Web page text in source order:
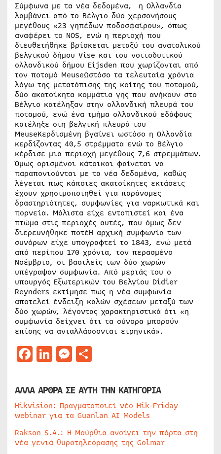
Σύμφωνα με τα νέα δεδομένα, η Ολλανδία
λαμβάνει από το Βέλγιο δύο χερσονήσους
μεγέθους «23 γηπέδων ποδοσφαίρου», όπως
αναφέρει το NOS, ενώ η περιοχή που
διευθετήθηκε βρίσκεται μεταξύ του ανατολικού
βελγικού δήμου Vise και του νοτιοδυτικού
ολλανδικού δήμου Eijsden που χωρίζονται από
τον ποταμό MeuseΩστόσο τα τελευταία χρόνια
λόγω της μετατόπισης της κοίτης του ποταμού,
δύο ακατοίκητα κομμάτια γης που ανήκουν στο
Βέλγιο κατέληξαν στην ολλανδική πλευρά του
ποταμού, ενώ ένα τμήμα ολλανδικού εδάφους
κατέληξε στη βελγική πλευρά του
MeuseΚερδισμένη βγαίνει ωστόσο η Ολλανδία
κερδίζοντας 40,5 στρέμματα ενώ το Βέλγιο
κέρδισε μια περιοχή μεγέθους 7,6 στρεμμάτων.
Όμως ορισμένοι κάτοικοι φαίνεται να
παραπονιούνται με τα νέα δεδομένα, καθώς
λέγεται πως κάποιες ακατοίκητες εκτάσεις
έχουν χρησιμοποιηθεί για παράνομες
δραστηριότητες, συμφωνίες για ναρκωτικά και
πορνεία. Μάλιστα είχε εντοπιστεί και ένα
πτώμα στις περιοχές αυτές, που όμως δεν
διερευνήθηκε ποτέΗ αρχική συμφωνία των
συνόρων είχε υπογραφτεί το 1843, ενώ μετά
από περίπου 170 χρόνια, τον περασμένο
Νοέμβριο, οι βασιλείς των δύο χωρών
υπέγραψαν συμφωνία. Από μεριάς του ο
υπουργός Εξωτερικών του Βελγίου Didier
Reynders εκτίμησε πως η νέα συμφωνία
αποτελεί ένδειξη καλών σχέσεων μεταξύ των
δύο χωρών, λέγοντας χαρακτηριστικά ότι «η
συμφωνία δείχνει ότι τα σύνορα μπορούν
επίσης να ανταλλάσσονται ειρηνικά».
Facebook
LinkedIn
Messenger
ΑΛΛΑ ΑΡΘΡΑ ΣΕ ΑΥΤΗ ΤΗΝ ΚΑΤΗΓΟΡΙΑ
Hikvision: Πραγματοποιεί νέο Hik-Friday
webinar για τα Guanlan AI Models
Rakson S.A.: Η Μούρθια ανοίγει την πόρτα στη
νέα γενιά θυροτηλεόρασης της Golmar